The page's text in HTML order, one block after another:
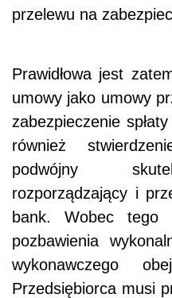
przelewu na
Prawidłowa jest
umowy jako umowy
zabezpieczenie
również
podwójny
rozporządzający i
bank. Wobec
pozbawienia
wykonawczego
Przedsiębiorca musi